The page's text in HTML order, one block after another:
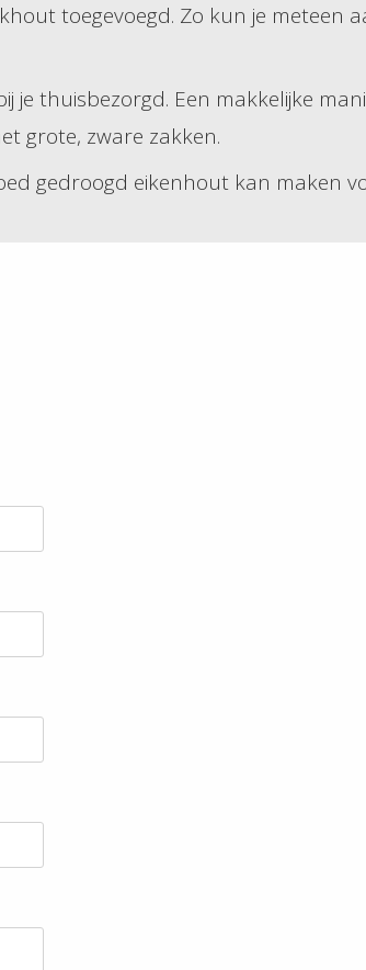
toegevoegd. Zo kun je meteen
thuisbezorgd. Een makkelijke
grote, zware zakken.
gedroogd eikenhout kan maken